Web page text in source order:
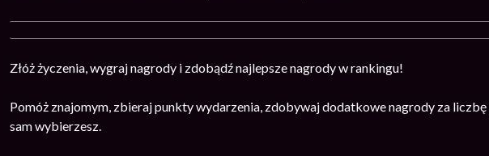
Złóż życzenia, wygraj nagrody i zdobądź najlepsze nagrody w rankingu!
Pomóż znajomym, zbieraj punkty wydarzenia, zdobywaj dodatkowe nagrody za
sam wybierzesz.